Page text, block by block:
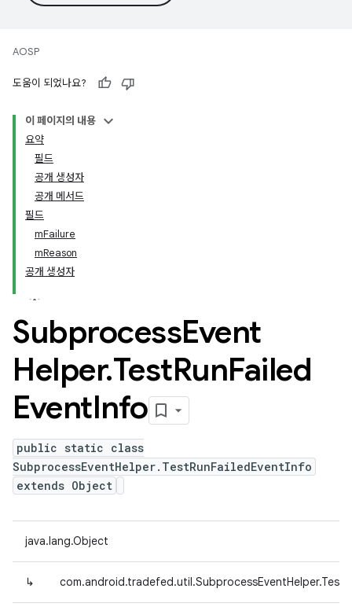
AOSP
도움이 되었나요?
이 페이지의 내용
요약
필드
공개 생성자
공개 메서드
필드
mFailure
mReason
공개 생성자
SubprocessEvent
Helper.TestRunFailed
EventInfo
public static class
SubprocessEventHelper.TestRunFailedEventInfo
extends Object
java.lang.Object
↳